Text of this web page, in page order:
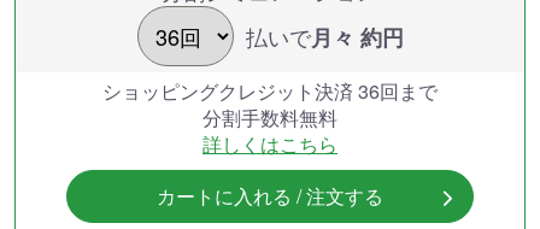
払いで月々 約円
ショッピングクレジット決済 36回まで
分割手数料無料
詳しくはこちら
カートに入れる / 注文する